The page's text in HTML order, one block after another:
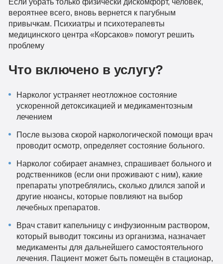
вероятнее всего, вновь вернется к пагубным
привычкам. Психиатры и психотерапевты
медицинского центра «Корсаков» помогут решить
проблему
Что включено в услугу?
Нарколог устраняет неотложное состояние
ускоренной детоксикацией и медикаментозным
лечением
После вызова скорой наркологической помощи врач
проводит осмотр, определяет состояние больного.
Нарколог собирает анамнез, спрашивает больного и
родственников (если они проживают с ним), какие
препараты употреблялись, сколько длился запой и
другие нюансы, которые повлияют на выбор
лечебных препаратов.
Врач ставит капельницу с инфузионным раствором,
который выводит токсины из организма, назначает
медикаменты для дальнейшего самостоятельного
лечения. Пациент может быть помещён в стационар,